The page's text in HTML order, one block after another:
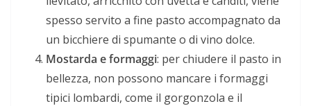
spesso servito a fine pasto accompagnato da
un bicchiere di spumante o di vino dolce.
Mostarda e formaggi: per chiudere il pasto in
bellezza, non possono mancare i formaggi
tipici lombardi, come il gorgonzola e il